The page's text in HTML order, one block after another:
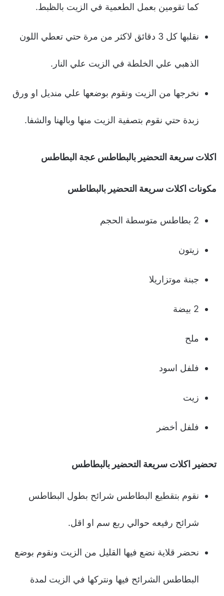
كما تقومين بعمل الطعمية في الزيت بالظبط.
نقلبها كل 3 دقائق لاكثر من مرة حتي تعطي اللون
الذهبي علي الخلطة في الزيت علي النار.
نخرجها من الزيت ونقوم بوضعها علي منديل او ورق
زبدة حتي نقوم بتصفية الزيت منها وبالهنا والشفا.
اكلات سريعة التحضير بالبطاطس عجة البطاطس
مكونات اكلات سريعة التحضير بالبطاطس
2 بطاطس متوسطة الحجم
زيتون
جبنة موتزاريلا
2 بيضة
ملح
فلفل اسود
زيت
فلفل أخضر
تحضير اكلات سريعة التحضير بالبطاطس
نقوم بتقطيع البطاطس شرائح بطول البطاطس
شرائح رفيعه حوالي ربع سم او اقل.
نحضر قلاية نضع فيها القليل من الزيت ونقوم بوضع
البطاطس الشرائح فيها ونتركها في الزيت لمدة